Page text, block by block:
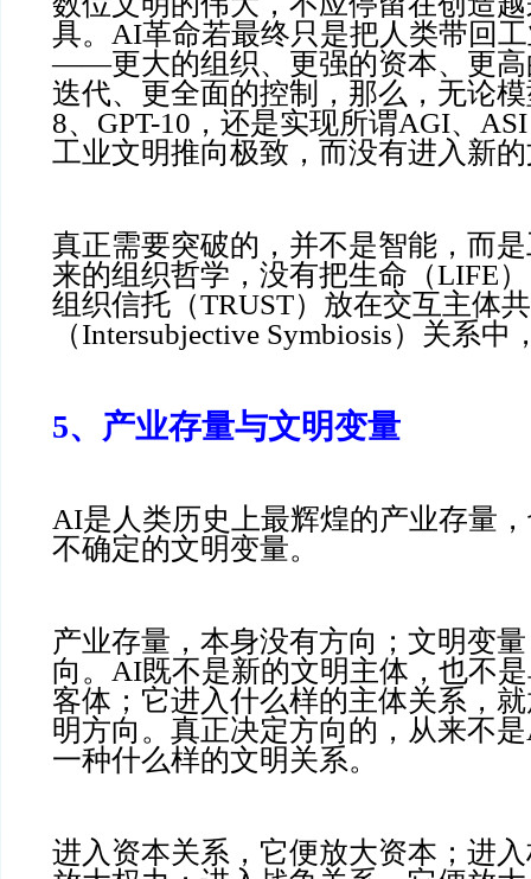
具。AI革命若最终只是把人类带回
——更大的组织、更强的资本、更高
迭代、更全面的控制，那么，无论模
8、GPT-10，还是实现所谓AGI、
工业文明推向极致，而没有进入新
真正需要突破的，并不是智能，而
来的组织哲学，没有把生命（LIFE
组织信托（TRUST）放在交互主体
（Intersubjective Symbiosis）关系中
5、产业存量与文明变量
AI是人类历史上最辉煌的产业存量
不确定的文明变量。
产业存量，本身没有方向；文明变
向。AI既不是新的文明主体，也不
客体；它进入什么样的主体关系，
明方向。真正决定方向的，从来不
一种什么样的文明关系。
进入资本关系，它便放大资本；进